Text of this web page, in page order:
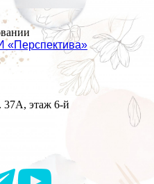
«Перспектива»
37А, этаж 6-й